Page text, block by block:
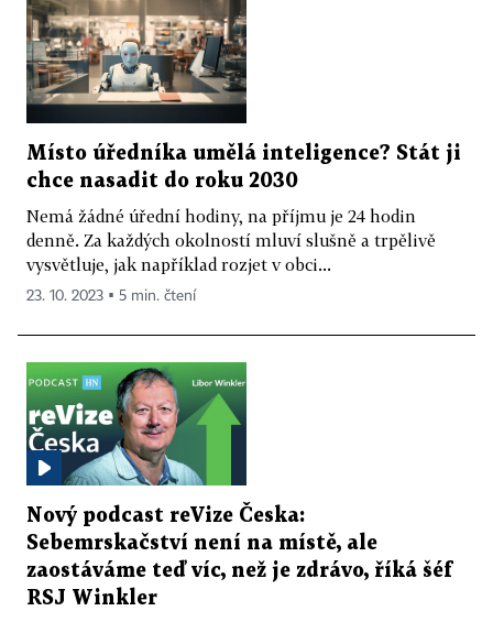
Místo úředníka umělá inteligence? Stát ji
chce nasadit do roku 2030
Nemá žádné úřední hodiny, na příjmu je 24 hodin
denně. Za každých okolností mluví slušně a trpělivě
vysvětluje, jak například rozjet v obci...
23. 10. 2023 ▪ 5 min. čtení
Nový podcast reVize Česka:
Sebemrskačství není na místě, ale
zaostáváme teď víc, než je zdrávo, říká šéf
RSJ Winkler